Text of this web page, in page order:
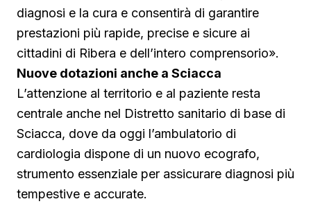
diagnosi e la cura e consentirà di garantire
prestazioni più rapide, precise e sicure ai
cittadini di Ribera e dell’intero comprensorio».
Nuove dotazioni anche a Sciacca
L’attenzione al territorio e al paziente resta
centrale anche nel Distretto sanitario di base di
Sciacca, dove da oggi l’ambulatorio di
cardiologia dispone di un nuovo ecografo,
strumento essenziale per assicurare diagnosi più
tempestive e accurate.